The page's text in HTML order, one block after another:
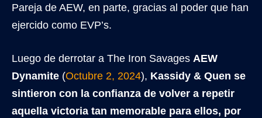
Pareja de AEW, en parte, gracias al poder que han
ejercido como EVP’s.
Luego de derrotar a The Iron Savages AEW
Dynamite (Octubre 2, 2024), Kassidy & Quen se
sintieron con la confianza de volver a repetir
aquella victoria tan memorable para ellos, por